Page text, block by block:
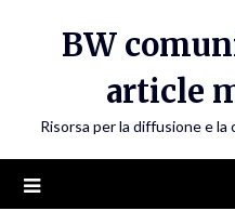
BW
article
Risorsa per la diffusione e